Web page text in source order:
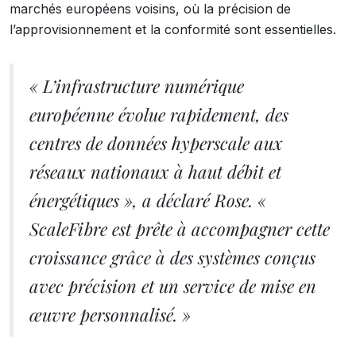
marchés européens voisins, où la précision de
l’approvisionnement et la conformité sont essentielles.
« L’infrastructure numérique
européenne évolue rapidement, des
centres de données hyperscale aux
réseaux nationaux à haut débit et
énergétiques », a déclaré Rose. «
ScaleFibre est prête à accompagner cette
croissance grâce à des systèmes conçus
avec précision et un service de mise en
œuvre personnalisé. »